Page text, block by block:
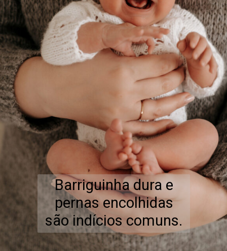
Barriguinha dura e
pernas encolhidas
são indícios comuns.